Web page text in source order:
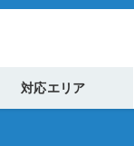
対応エリア